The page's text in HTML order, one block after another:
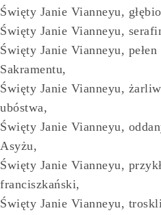
Święty Janie Vianneyu,
Święty Janie Vianneyu,
Święty Janie Vianneyu,
Sakramentu,
Święty Janie Vianneyu,
ubóstwa,
Święty Janie Vianneyu,
Asyżu,
Święty Janie Vianneyu,
franciszkański,
Święty Janie Vianneyu,